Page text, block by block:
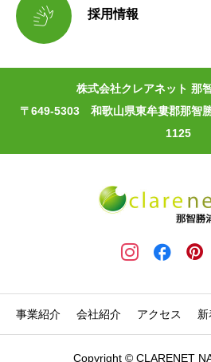
 採用情報
株式会社クレアネット 那
〒649-5303 和歌山県東牟婁郡那智
1125
事業紹介 会社紹介 アクセス
Copyright © CLARENET